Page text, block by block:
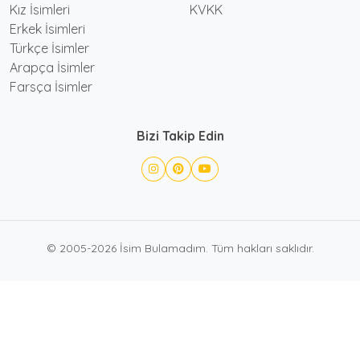
Kız İsimleri
Erkek İsimleri
Türkçe İsimler
Arapça İsimler
Farsça İsimler
KVKK
Bizi Takip Edin
© 2005-2026 İsim Bulamadım. Tüm hakları saklıdır.